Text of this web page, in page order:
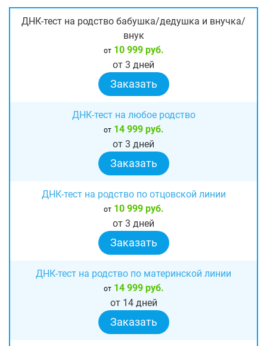
ДНК-тест на родство бабушка/дедушка и внучка/
внук
от10 999 руб.
от 3 дней
Заказать
ДНК-тест на любое родство
от14 999 руб.
от 3 дней
Заказать
ДНК-тест на родство по отцовской линии
от10 999 руб.
от 3 дней
Заказать
ДНК-тест на родство по материнской линии
от14 999 руб.
от 14 дней
Заказать